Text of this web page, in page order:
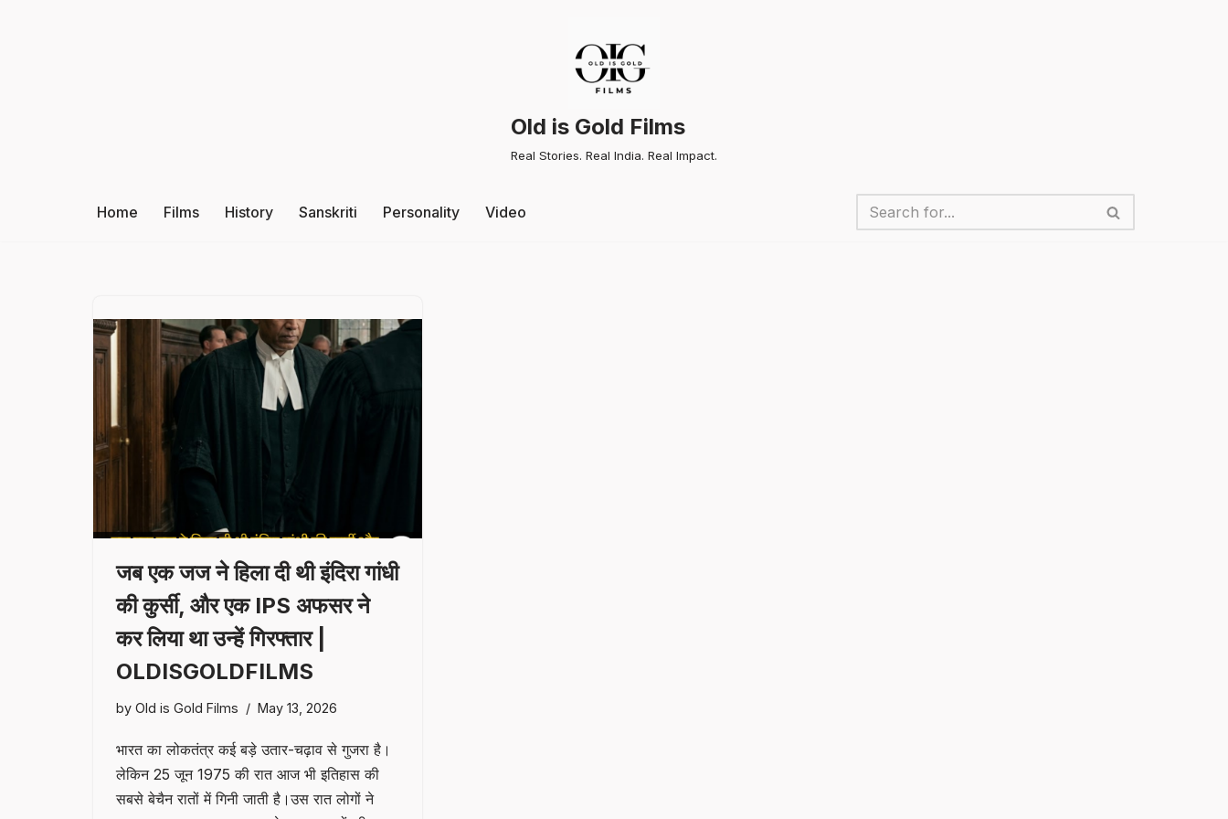
Old is Gold Films
Real Stories. Real India. Real Impact.
Home Films History Sanskriti Personality Video
जब एक जज ने हिला दी थी इंदिरा गांधी
की कुर्सी, और एक IPS अफसर ने
कर लिया था उन्हें गिरफ्तार |
OLDISGOLDFILMS
by Old is Gold Films May 13, 2026
भारत का लोकतंत्र कई बड़े उतार-चढ़ाव से गुजरा है।
लेकिन 25 जून 1975 की रात आज भी इतिहास की
सबसे बेचैन रातों में गिनी जाती है।उस रात लोगों ने